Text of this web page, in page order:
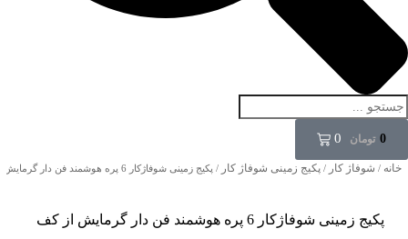
تومان 0
0
خانه / شوفاژ کار / پکیج زمینی شوفاژ کار / پکیج زمینی شوفاژکار 6 پره هوشمند فن دار گرمایش از کف
پکیج زمینی شوفاژکار 6 پره هوشمند فن دار گرمایش از کف